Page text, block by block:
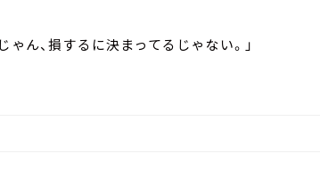
ん、損するに決まってるじゃない。」